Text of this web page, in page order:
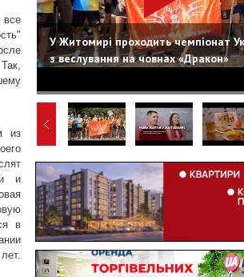
из
и
в
У Житомирі проходить чемпіонат
з веслування на човнах «Дракон»